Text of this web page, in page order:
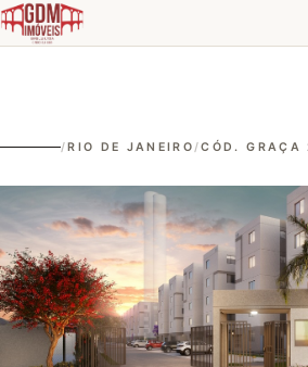
/RIO DE JANEIRO/CÓD. GRAÇA